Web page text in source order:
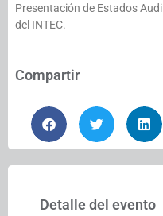
Presentación de Estados
del INTEC.
Compartir
Detalle del evento